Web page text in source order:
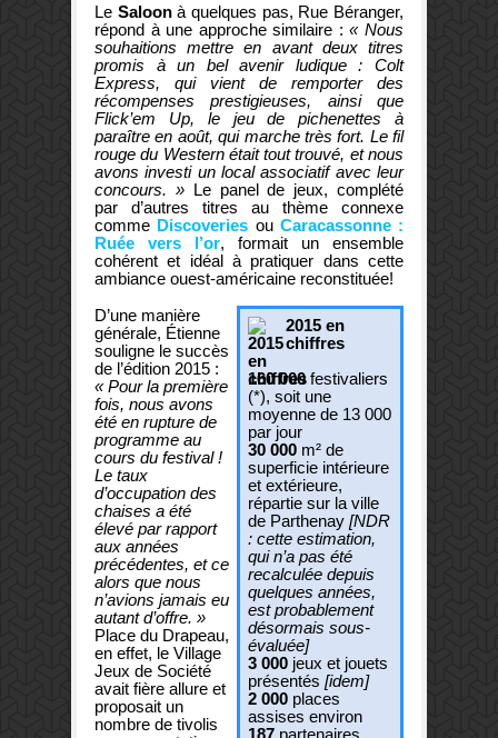
Le Saloonà quelques pas, Rue Béranger,
répond à une approche similaire :« Nous
souhaitions mettre en avant deux titres
promis à un bel avenir ludique : Colt
Express, qui vient de remporter des
récompenses prestigieuses, ainsi que
Flick’em Up, le jeu de pichenettes à
paraître en août, qui marche très fort. Le fil
rouge du Western était tout trouvé, et nous
avons investi un local associatif avec leur
concours. »Le panel de jeux, complété
par d’autres titres au thème connexe
comme Discoveries ou Caracassonne :
Ruée vers l’or, formait un ensemble
cohérent et idéal à pratiquer dans cette
ambiance ouest-américaine reconstituée!
D’une manière
générale, Étienne
souligne le succès
de l’édition 2015 :
« Pour la première
fois, nous avons
été en rupture de
programme au
cours du festival !
Le taux
d’occupation des
chaises a été
élevé par rapport
aux années
précédentes, et ce
alors que nous
n’avions jamais eu
autant d’offre. »
Place du Drapeau,
en effet, le Village
Jeux de Société
avait fière allure et
proposait un
nombre de tivolis
2015 en
chiffres
160 000festivaliers
(*), soit une
moyenne de 13 000
par jour
30 000 m² de
superficie intérieure
et extérieure,
répartie sur la ville
de Parthenay [NDR
: cette estimation,
qui n’a pas été
recalculée depuis
quelques années,
est probablement
désormais sous-
évaluée]
3 000 jeux et jouets
présentés [idem]
2 000 places
assises environ
187 partenaires,